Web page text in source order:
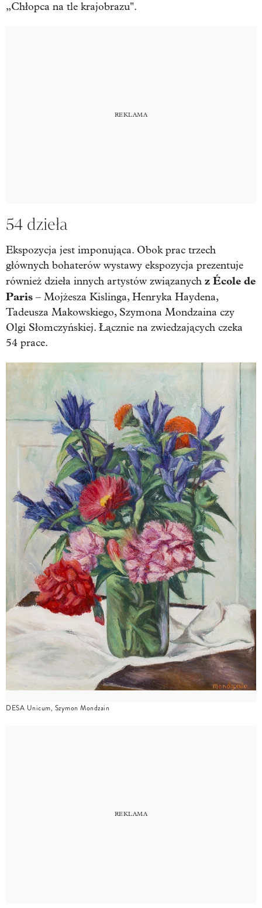
„Chłopca na tle krajobrazu".
54 dzieła
Ekspozycja jest imponująca. Obok prac trzech
głównych bohaterów wystawy ekspozycja prezentuje
również dzieła innych artystów związanych z École de
Paris – Mojżesza Kislinga, Henryka Haydena,
Tadeusza Makowskiego, Szymona Mondzaina czy
Olgi Słomczyńskiej. Łącznie na zwiedzających czeka
54 prace.
DESA Unicum, Szymon Mondzain